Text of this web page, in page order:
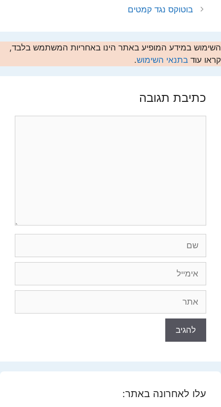
בוטוקס נגד קמטים
השימוש במידע המופיע באתר הינו באחריות המשתמש בלבד,
קראו עוד בתנאי השימוש.
כתיבת תגובה
עלו לאחרונה באתר: